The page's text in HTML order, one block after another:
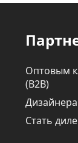
Оптовым
(В2В)
Стать